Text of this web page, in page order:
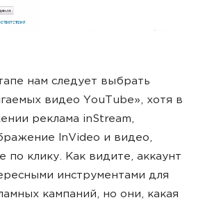
нам следует выбрать
видео YouTube», хотя в
реклама inStream,
InVideo и видео,
по клику. Как видите, аккаунт
инструментами для
кампаний, но они, какая